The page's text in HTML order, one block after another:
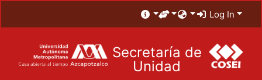
Log In
Secretaría de
Unidad